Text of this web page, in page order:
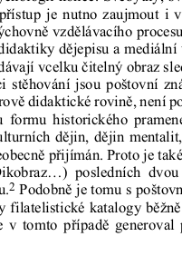
je nutno zaujmout i
vzdělávacího
dějepisu a mediální
vcelku čitelný obraz
jsou poštovní
didaktické rovině, není
formu  historického
dějin, dějin
přijímán. Proto je
posledních
2 Podobně je tomu s
katalogy
tomto případě generoval